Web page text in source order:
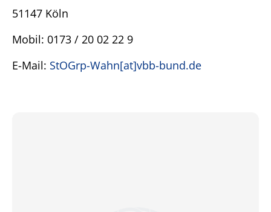
51147 Köln
Mobil: 0173 / 20 02 22 9
E-Mail: StOGrp-Wahn[at]vbb-bund.de